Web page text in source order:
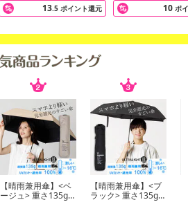
13.5 ポイント還元 10 ポ
【晴雨兼用傘】<ベ
ージュ> 重さ135g！
【晴雨兼用傘】<ブ
ラック> 重さ135g！